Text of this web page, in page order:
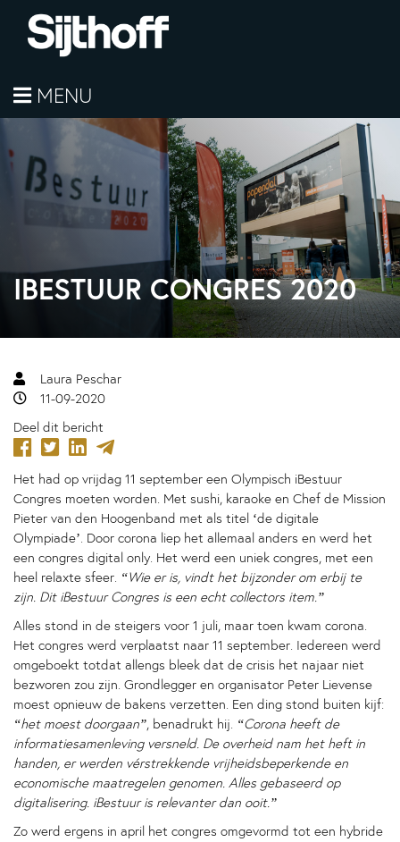
MENU
IBESTUUR CONGRES 2020
Laura Peschar
11-09-2020
Deel dit bericht
Het had op vrijdag 11 september een Olympisch iBestuur
Congres moeten worden. Met sushi, karaoke en Chef de Mission
Pieter van den Hoogenband met als titel ‘de digitale
Olympiade’. Door corona liep het allemaal anders en werd het
een congres digital only. Het werd een uniek congres, met een
heel relaxte sfeer. “Wie er is, vindt het bijzonder om erbij te
zijn. Dit iBestuur Congres is een echt collectors item.”
Alles stond in de steigers voor 1 juli, maar toen kwam corona.
Het congres werd verplaatst naar 11 september. Iedereen werd
omgeboekt totdat allengs bleek dat de crisis het najaar niet
bezworen zou zijn. Grondlegger en organisator Peter Lievense
moest opnieuw de bakens verzetten. Een ding stond buiten kijf:
“het moest doorgaan”, benadrukt hij. “Corona heeft de
informatiesamenleving versneld. De overheid nam het heft in
handen, er werden vérstrekkende vrijheidsbeperkende en
economische maatregelen genomen. Alles gebaseerd op
digitalisering. iBestuur is relevanter dan ooit.”
Zo werd ergens in april het congres omgevormd tot een hybride